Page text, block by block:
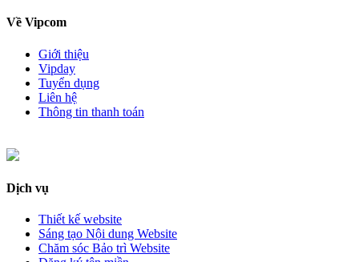
Về Vipcom
Giới thiệu
Vipday
Tuyển dụng
Liên hệ
Thông tin thanh toán
Dịch vụ
Thiết kế website
Sáng tạo Nội dung Website
Chăm sóc Bảo trì Website